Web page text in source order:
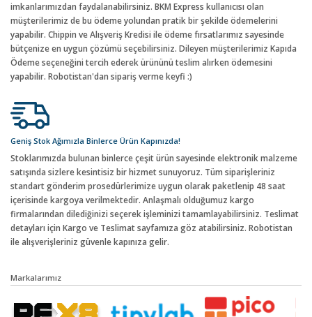
imkanlarımızdan faydalanabilirsiniz. BKM Express kullanıcısı olan
müşterilerimiz de bu ödeme yolundan pratik bir şekilde ödemelerini
yapabilir. Chippin ve Alışveriş Kredisi ile ödeme fırsatlarımız sayesinde
bütçenize en uygun çözümü seçebilirsiniz. Dileyen müşterilerimiz Kapıda
Ödeme seçeneğini tercih ederek ürününü teslim alırken ödemesini
yapabilir. Robotistan'dan sipariş verme keyfi :)
Geniş Stok Ağımızla Binlerce Ürün Kapınızda!
Stoklarımızda bulunan binlerce çeşit ürün sayesinde elektronik malzeme
satışında sizlere kesintisiz bir hizmet sunuyoruz. Tüm siparişleriniz
standart gönderim prosedürlerimize uygun olarak paketlenip 48 saat
içerisinde kargoya verilmektedir. Anlaşmalı olduğumuz kargo
firmalarından dilediğinizi seçerek işleminizi tamamlayabilirsiniz. Teslimat
detayları için Kargo ve Teslimat sayfamıza göz atabilirsiniz. Robotistan
ile alışverişleriniz güvenle kapınıza gelir.
Markalarımız